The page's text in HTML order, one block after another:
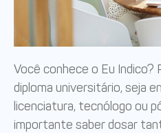
Você conhece o Eu Indico?
diploma universitário, seja
licenciatura, tecnólogo ou
importante saber dosar